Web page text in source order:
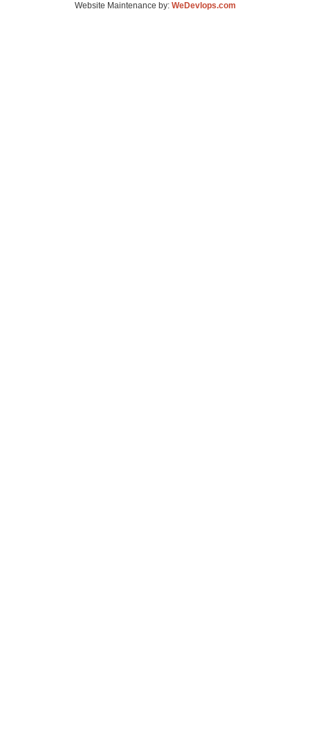
Website Maintenance by: WeDevlops.com